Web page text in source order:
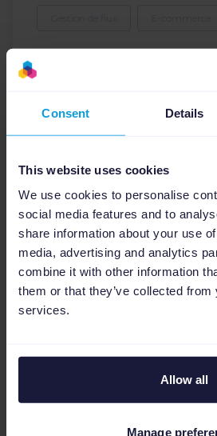
Consent Details
This website uses cookies
We use cookies to personalise
social media features and to
share information about your use
media, advertising and analytics
combine it with other information
them or that they’ve collected
services.
Allow all
Manage
Télécharger
E-books
Black Friday 2020 :